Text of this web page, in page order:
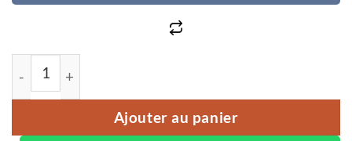
quantité de Lunettes intelligentes W600, compatible
Ajouter au panier